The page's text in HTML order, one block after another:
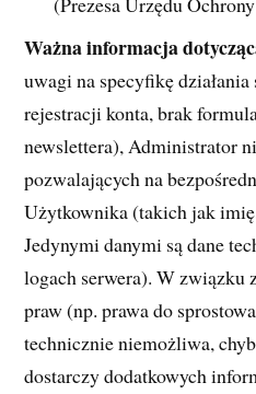
Ważna informacja
uwagi na specyfikę
rejestracji konta, brak
newslettera), Administrator
pozwalających na
Użytkownika (takich jak
Jedynymi danymi są dane
logach serwera). W
praw (np. prawa do
technicznie niemożliwa,
dostarczy dodatkowych